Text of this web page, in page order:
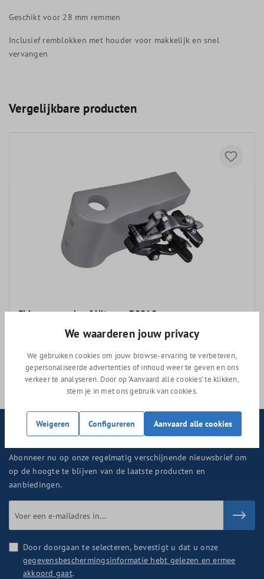
Geschikt voor 28 mm remmen
Inclusief remblokken met houder voor makkelijk en snel
vervangen
Vergelijkbare producten
Shimano remhoef Ultegra R8010
Adviesprijs99,99
89,99
Nieuwsbrief
Abonneer nu op onze regelmatig verschijnende nieuwsbrief om
op de hoogte te blijven van de laatste producten en
aanbiedingen.
Door doorgaan te selecteren, bevestigt u dat u onze
gegevensbeschermingsinformatie hebt gelezen en ermee
akkoord gaat.
We waarderen jouw privacy
We gebruiken cookies om jouw browse-ervaring te verbeteren,
gepersonaliseerde advertenties of inhoud weer te geven en ons
verkeer te analyseren. Door op ‘Aanvaard alle cookies’ te klikken,
stem je in met ons gebruik van cookies.
Weigeren Configureren Aanvaard alle cookies